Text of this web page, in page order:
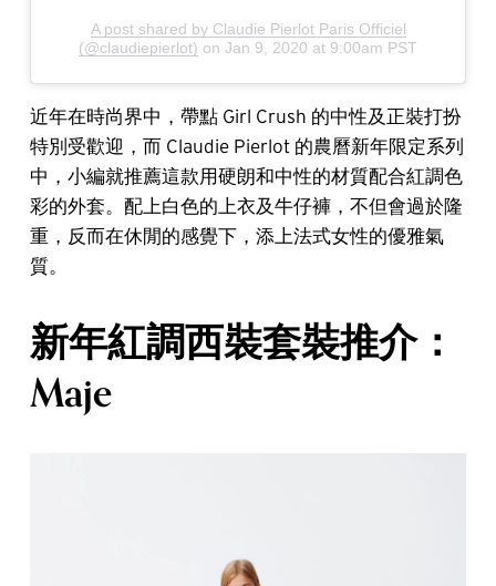
A post shared by Claudie Pierlot Paris Officiel
(@claudiepierlot) on Jan 9, 2020 at 9:00am PST
近年在時尚界中，帶點 Girl Crush 的中性及正裝打扮
特別受歡迎，而 Claudie Pierlot 的農曆新年限定系列
中，小編就推薦這款用硬朗和中性的材質配合紅調色
彩的外套。配上白色的上衣及牛仔褲，不但會過於隆
重，反而在休閒的感覺下，添上法式女性的優雅氣
質。
新年紅調西裝套裝推介：
Maje